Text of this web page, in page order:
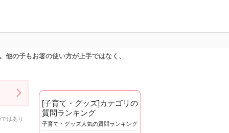
の子もお箸の使い方が上手ではなく、
はあり
[子育て・グッズ]カテゴリの
質問ランキング
子育て・グッズ人気の質問ランキング